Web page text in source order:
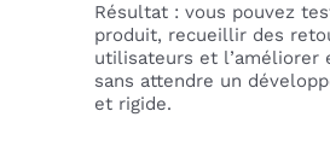
Résultat : vous pouvez
produit, recueillir des
utilisateurs et l’améliorer
sans attendre un
et rigide.